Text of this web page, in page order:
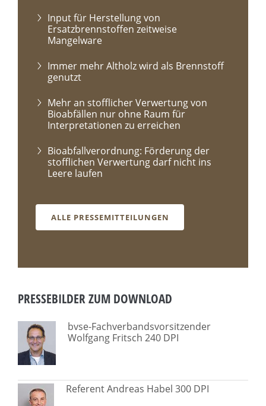
Input für Herstellung von
Ersatzbrennstoffen zeitweise
Mangelware
Immer mehr Altholz wird als Brennstoff
genutzt
Mehr an stofflicher Verwertung von
Bioabfällen nur ohne Raum für
Interpretationen zu erreichen
Bioabfallverordnung: Förderung der
stofflichen Verwertung darf nicht ins
Leere laufen
ALLE PRESSEMITTEILUNGEN
PRESSEBILDER ZUM DOWNLOAD
bvse-Fachverbandsvorsitzender
Wolfgang Fritsch 240 DPI
Referent Andreas Habel 300 DPI